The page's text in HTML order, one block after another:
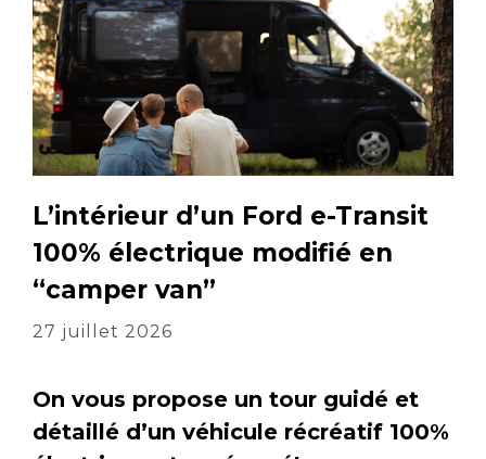
L’intérieur d’un Ford e-Transit
100% électrique modifié en
“camper van”
27 juillet 2026
On vous propose un tour guidé et
détaillé d’un véhicule récréatif 100%